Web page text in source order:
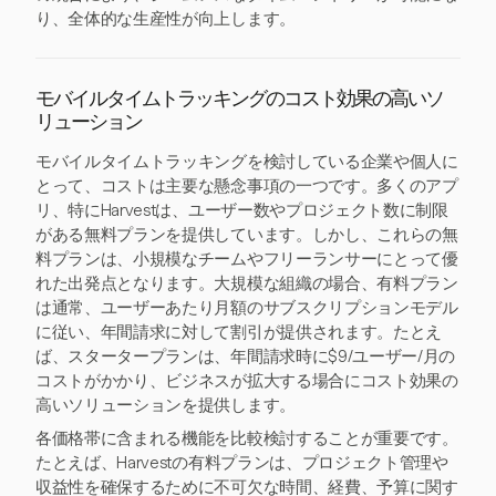
り、全体的な生産性が向上します。
モバイルタイムトラッキングのコスト効果の高いソ
リューション
モバイルタイムトラッキングを検討している企業や個人に
とって、コストは主要な懸念事項の一つです。多くのアプ
リ、特にHarvestは、ユーザー数やプロジェクト数に制限
がある無料プランを提供しています。しかし、これらの無
料プランは、小規模なチームやフリーランサーにとって優
れた出発点となります。大規模な組織の場合、有料プラン
は通常、ユーザーあたり月額のサブスクリプションモデル
に従い、年間請求に対して割引が提供されます。たとえ
ば、スタータープランは、年間請求時に$9/ユーザー/月の
コストがかかり、ビジネスが拡大する場合にコスト効果の
高いソリューションを提供します。
各価格帯に含まれる機能を比較検討することが重要です。
たとえば、Harvestの有料プランは、プロジェクト管理や
収益性を確保するために不可欠な時間、経費、予算に関す